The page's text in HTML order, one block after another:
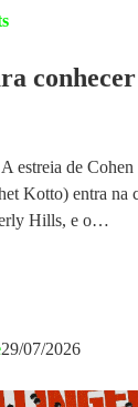
estreia de Cohen
Kotto) entra na
Hills, e o…
29/07/2026